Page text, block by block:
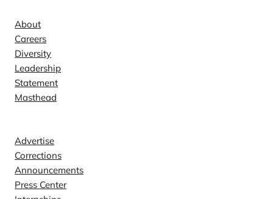
About
Careers
Diversity
Leadership
Statement
Masthead
Advertise
Corrections
Announcements
Press Center